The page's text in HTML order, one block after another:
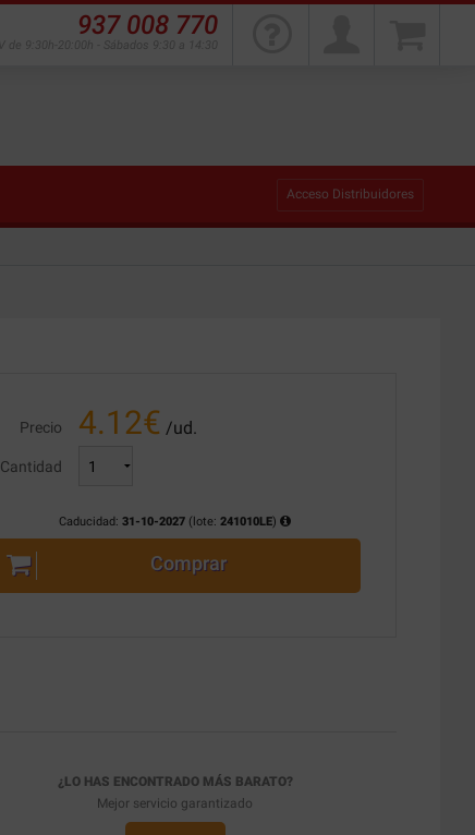
937 008 770
Acceso Distribuidores
Precio 4.12€ /ud.
Cantidad
Caducidad:31-10-2027 (lote:241010LE)
Comprar
¿LO HAS ENCONTRADO MÁS BARATO?
Mejor servicio garantizado